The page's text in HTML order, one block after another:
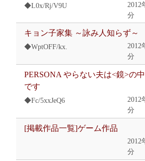
◆L0x/Rj/V9U
2012
分
キョン子家集 ～詠み人知らず～
◆WptOFF/kx.
2012
分
PERSONA やらない夫は<鏡>の
です
◆Fc/5xxJeQ6
2012
分
[掲載作品一覧]ゲーム作品
2012
分